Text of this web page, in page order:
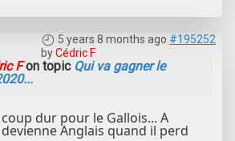
5 years 8 months ago #195252
byCédric F
Fon topic Qui va gagner le
dur pour le Gallois... A
Anglais quand il perd